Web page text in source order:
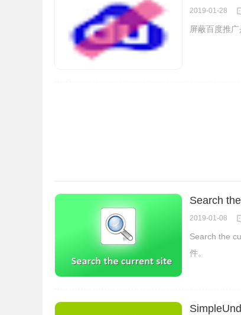
百度搜索框的注意事项
1.来自：qqcamp.com。
2019-01-28
屏蔽百度推
Search
2019-01-08
Search the
件。